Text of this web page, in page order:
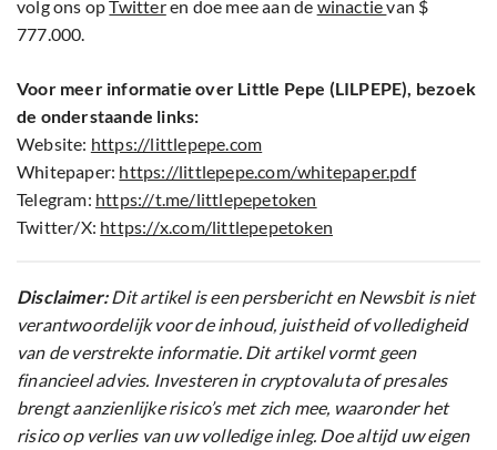
volg ons opTwitteren doe mee aan de winactievan $
777.000.
Voor meer informatie over Little Pepe (LILPEPE), bezoek
de onderstaande links:
Website: https://littlepepe.com
Whitepaper: https://littlepepe.com/whitepaper.pdf
Telegram: https://t.me/littlepepetoken
Twitter/X: https://x.com/littlepepetoken
Disclaimer:Dit artikel is een persbericht en Newsbit is niet
verantwoordelijk voor de inhoud, juistheid of volledigheid
van de verstrekte informatie. Dit artikel vormt geen
financieel advies. Investeren in cryptovaluta of presales
brengt aanzienlijke risico’s met zich mee, waaronder het
risico op verlies van uw volledige inleg. Doe altijd uw eigen